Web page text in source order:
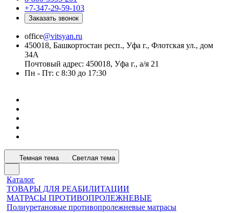
+7-347-29-59-103
Заказать звонок
office@vitsyan.ru
450018, Башкортостан респ., Уфа г., Флотская ул., дом
34А
Почтовый адрес: 450018, Уфа г., а/я 21
Пн - Пт: с 8:30 до 17:30
Темная тема Светлая тема
Каталог
ТОВАРЫ ДЛЯ РЕАБИЛИТАЦИИ
МАТРАСЫ ПРОТИВОПРОЛЕЖНЕВЫЕ
Полиуретановые противопролежневые матрасы